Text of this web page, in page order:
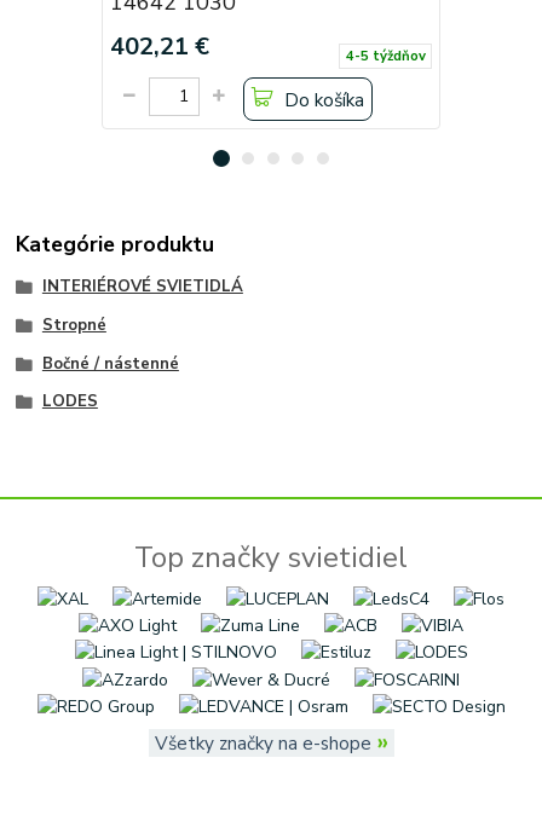
402,21 € 4-5 týždňov
Do košíka
Kategórie produktu
INTERIÉROVÉ SVIETIDLÁ
Stropné
Bočné / nástenné
LODES
Top značky svietidiel
Všetky značky na e-shope »